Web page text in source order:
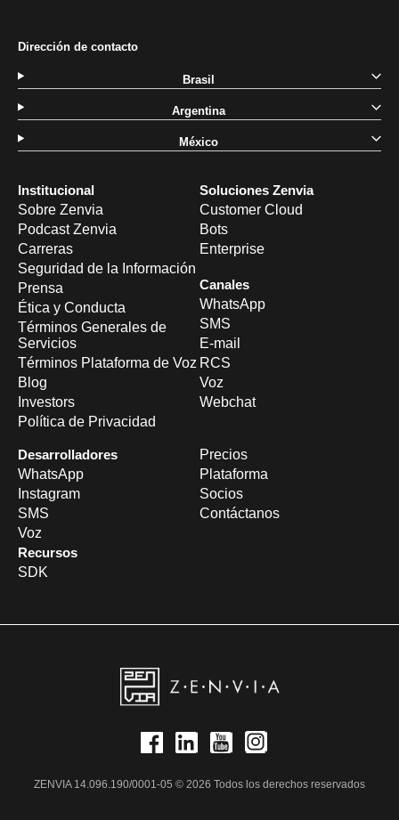
Institucional
Sobre Zenvia
Podcast Zenvia
Carreras
Seguridad de la Información
Prensa
Ética y Conducta
Términos Generales de
Servicios
Términos Plataforma de Voz
Blog
Investors
Política de Privacidad
Soluciones Zenvia
Customer Cloud
Bots
Enterprise
Canales
WhatsApp
SMS
E-mail
RCS
Voz
Webchat
Desarrolladores
WhatsApp
Instagram
SMS
Voz
Recursos
SDK
Precios
Plataforma
Socios
Contáctanos
Dirección de contacto
Brasil
Argentina
México
ZENVIA 14.096.190/0001-05 © 2026 Todos los derechos reservados